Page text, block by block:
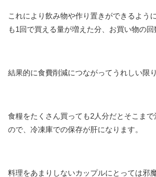
これにより飲み物や作り置きができるよう
も1回で買える量が増えた分、お買い物の回
結果的に食費削減につながってうれしい限
食糧をたくさん買っても2人分だとそこま
ので、冷凍庫での保存が肝になります。
料理をあまりしないカップルにとっては邪